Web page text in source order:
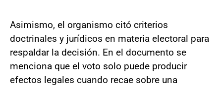
Asimismo, el organismo citó criterios
doctrinales y jurídicos en materia electoral para
respaldar la decisión. En el documento se
menciona que el voto solo puede producir
efectos legales cuando recae sobre una